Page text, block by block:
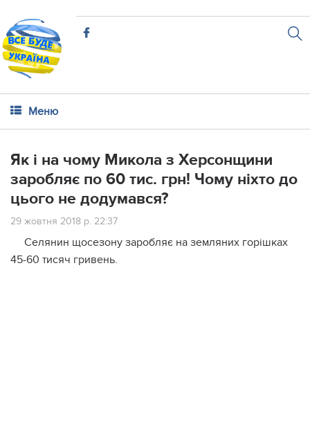
Меню
Як і на чому Микола з Херсонщини
заробляє по 60 тис. грн! Чому ніхто до
цього не додумався?
29 жовтня 2018 р. 22:37
Селянин щосезону заробляє на земляних горішках
45-60 тисяч гривень.